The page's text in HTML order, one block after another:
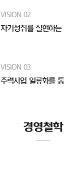
VISION 02
자기성취를 실현하는
VISION 03
주력사업 일류화를
경영철학